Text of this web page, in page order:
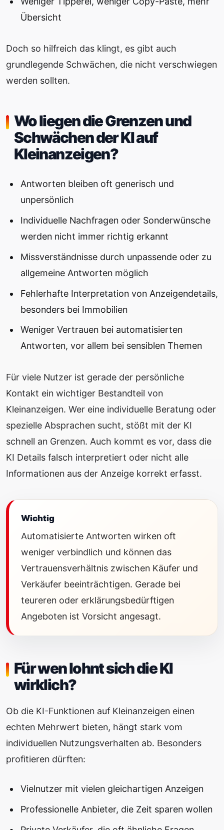
Übersicht
Doch so hilfreich das klingt, es gibt auch
grundlegende Schwächen, die nicht verschwiegen
werden sollten.
Wo liegen die Grenzen und
Schwächen der KI auf
Kleinanzeigen?
Antworten bleiben oft generisch und
unpersönlich
Individuelle Nachfragen oder Sonderwünsche
werden nicht immer richtig erkannt
Missverständnisse durch unpassende oder zu
allgemeine Antworten möglich
Fehlerhafte Interpretation von Anzeigendetails,
besonders bei Immobilien
Weniger Vertrauen bei automatisierten
Antworten, vor allem bei sensiblen Themen
Für viele Nutzer ist gerade der persönliche
Kontakt ein wichtiger Bestandteil von
Kleinanzeigen. Wer eine individuelle Beratung oder
spezielle Absprachen sucht, stößt mit der KI
schnell an Grenzen. Auch kommt es vor, dass die
KI Details falsch interpretiert oder nicht alle
Informationen aus der Anzeige korrekt erfasst.
Wichtig
Automatisierte Antworten wirken oft
weniger verbindlich und können das
Vertrauensverhältnis zwischen Käufer und
Verkäufer beeinträchtigen. Gerade bei
teureren oder erklärungsbedürftigen
Angeboten ist Vorsicht angesagt.
Für wen lohnt sich die KI
wirklich?
Ob die KI-Funktionen auf Kleinanzeigen einen
echten Mehrwert bieten, hängt stark vom
individuellen Nutzungsverhalten ab. Besonders
profitieren dürften:
Vielnutzer mit vielen gleichartigen Anzeigen
Professionelle Anbieter, die Zeit sparen wollen